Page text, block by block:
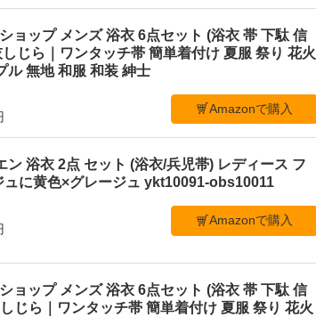
ョップ メンズ 浴衣 6点セット (浴衣 帯 下駄 信
じら｜ワンタッチ帯 簡単着付け 夏服 祭り 花火
ル 無地 和服 和装 紳士
Amazonで購入
浴衣 2点 セット (浴衣/兵児帯) レディース フ
ュに黄色×グレージュ ykt10091-obs10011
Amazonで購入
ョップ メンズ 浴衣 6点セット (浴衣 帯 下駄 信
じら｜ワンタッチ帯 簡単着付け 夏服 祭り 花火